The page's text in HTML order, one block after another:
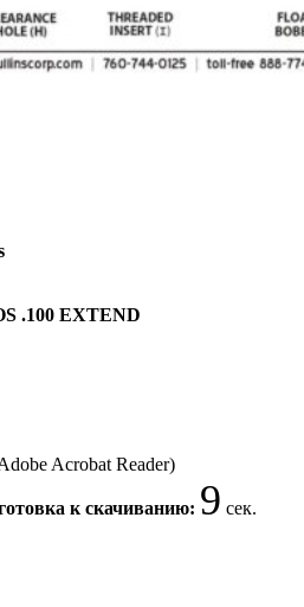
.100 EXTEND
Acrobat Reader)
к скачиванию: 9 сек.